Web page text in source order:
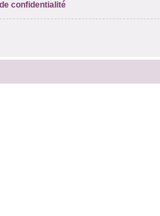
confidentialité